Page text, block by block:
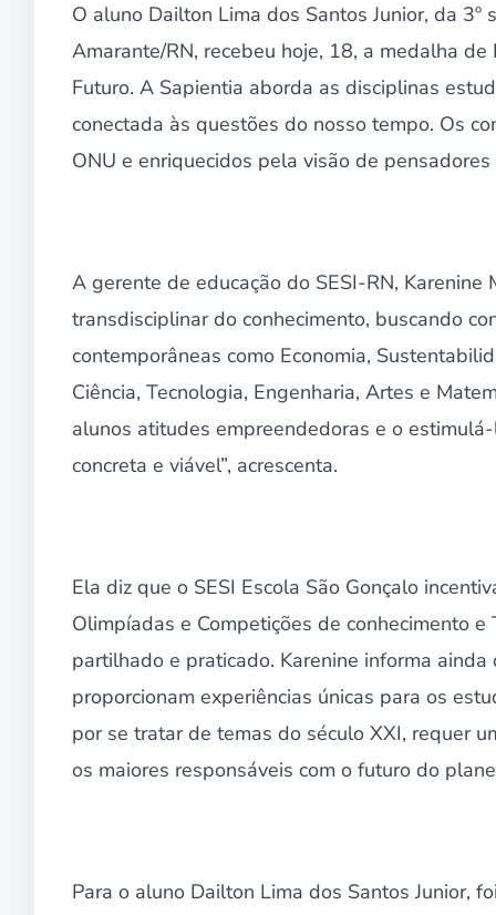
O aluno Dailton Lima dos Santos Junior, da
Amarante/RN, recebeu hoje, 18, a medalha
Futuro. A Sapientia aborda as disciplinas
conectada às questões do nosso tempo. Os
ONU e enriquecidos pela visão de
A gerente de educação do SESI-RN,
transdisciplinar do conhecimento, buscando
contemporâneas como Economia,
Ciência, Tecnologia, Engenharia, Artes e
alunos atitudes empreendedoras e o
concreta e viável”, acrescenta.
Ela diz que o SESI Escola São Gonçalo
Olimpíadas e Competições de conhecimento
partilhado e praticado. Karenine informa
proporcionam experiências únicas para os
por se tratar de temas do século XXI, requer
os maiores responsáveis com o futuro do
Para o aluno Dailton Lima dos Santos Junior,